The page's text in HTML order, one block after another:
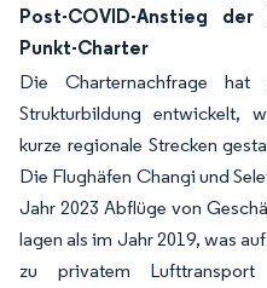
Post-COVID-Anstieg
Punkt-Charter
Die Charternachfrage
Strukturbildung entwickelt,
kurze regionale Strecken
Die Flughäfen Changi und
Jahr 2023 Abflüge von
lagen als im Jahr 2019, was
zu privatem